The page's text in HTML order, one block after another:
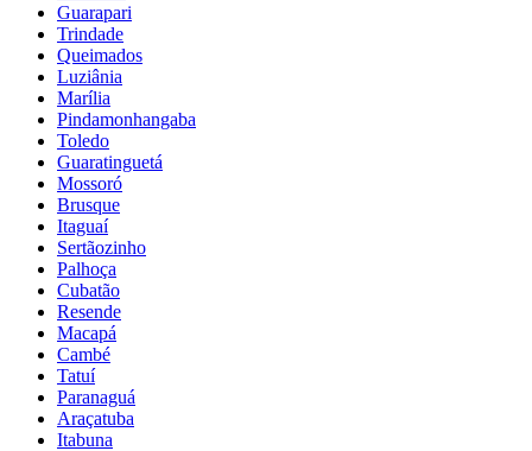
Guarapari
Trindade
Queimados
Luziânia
Marília
Pindamonhangaba
Toledo
Guaratinguetá
Mossoró
Brusque
Itaguaí
Sertãozinho
Palhoça
Cubatão
Resende
Macapá
Cambé
Tatuí
Paranaguá
Araçatuba
Itabuna